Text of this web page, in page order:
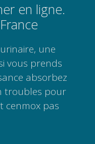
en ligne.
une
vous prends
absorbez
troubles pour
cenmox pas